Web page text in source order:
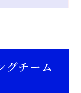
グチーム